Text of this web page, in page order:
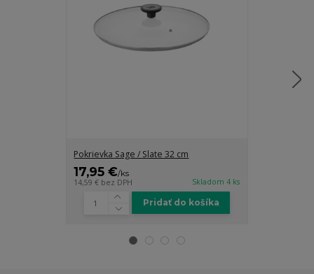
Pokrievka Sage / Slate 32 cm
17,95 €/ks
14,59 € bez DPH Skladom 4 ks
Pridať do košíka